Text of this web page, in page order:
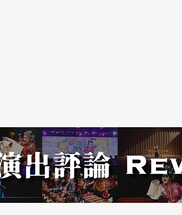
能有人爲的安排。阿美族的祭儀歌舞是筆者
舞還是非常興盛的留在部落中。爲了確定
同觀賞這最早期的原住民紀錄片。放映當
一起去吃宵夜，大家還興致勃勃的一邊唱歌